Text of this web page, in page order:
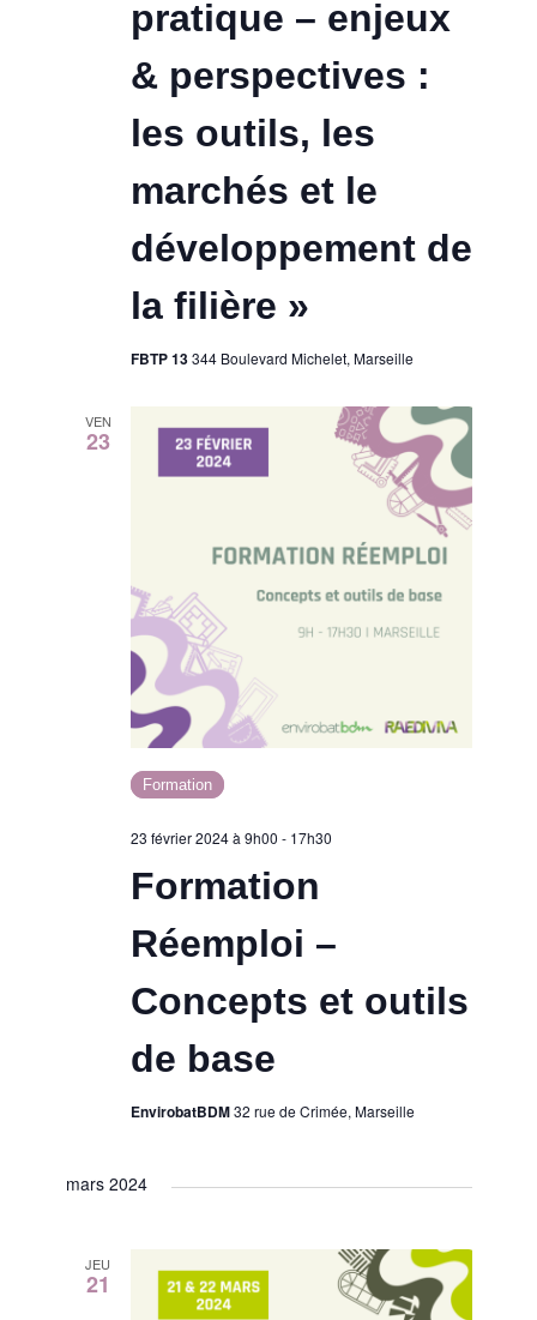
pratique – enjeux
& perspectives :
les outils, les
marchés et le
développement de
la filière »
FBTP 13344 Boulevard Michelet, Marseille
VEN
23
Formation
Réemploi –
Concepts et outils
de base
23 février 2024 à 9h00 - 17h30
Formation
EnvirobatBDM32 rue de Crimée, Marseille
mars 2024
JEU
21